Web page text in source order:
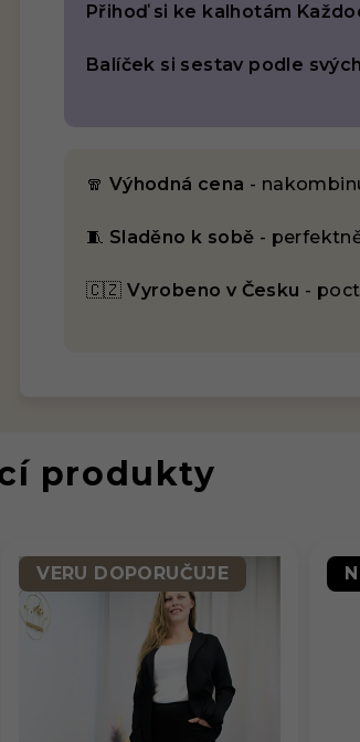
Přihoď si ke kalhotám
Balíček si sestav podle
🧣 Výhodná cena -
🧵 Sladěno k sobě -
🇨🇿Vyrobeno v Česku -
produkty
VERU DOPORUČUJE